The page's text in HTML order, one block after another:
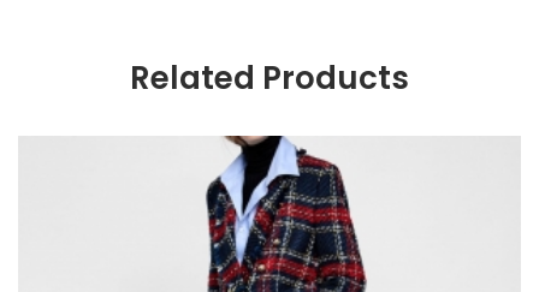
Related Products